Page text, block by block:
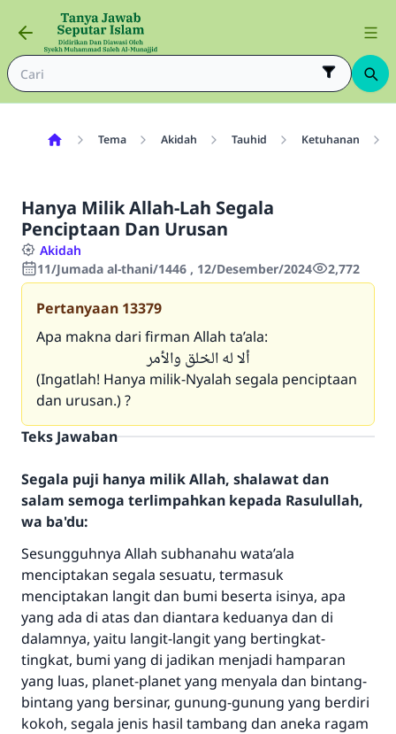
Tema Akidah Tauhid Ketuhanan
Hanya Milik Allah-Lah Segala
Penciptaan Dan Urusan
Akidah
11/Jumada al-thani/1446 , 12/Desember/2024
2,772
Pertanyaan 13379
Apa makna dari firman Allah ta’ala:
ألا له الخلق والأمر
(Ingatlah! Hanya milik-Nyalah segala penciptaan
dan urusan.) ?
Teks Jawaban
Segala puji hanya milik Allah, shalawat dan
salam semoga terlimpahkan kepada Rasulullah,
wa ba'du:
Sesungguhnya Allah subhanahu wata’ala
menciptakan segala sesuatu, termasuk
menciptakan langit dan bumi beserta isinya, apa
yang ada di atas dan diantara keduanya dan di
dalamnya, yaitu langit-langit yang bertingkat-
tingkat, bumi yang di jadikan menjadi hamparan
yang luas, planet-planet yang menyala dan bintang-
bintang yang bersinar, gunung-gunung yang berdiri
kokoh, segala jenis hasil tambang dan aneka ragam